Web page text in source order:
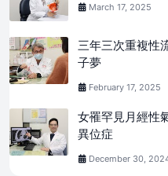
March 17, 2025
三年三次重複性
子夢
February 17, 2025
女罹罕見月經性
異位症
December 30,